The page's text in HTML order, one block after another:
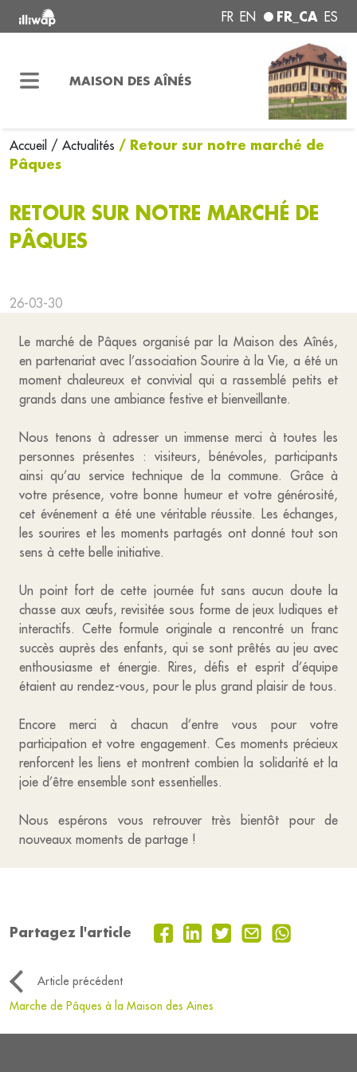
FR EN FR_CA ES
MAISON DES AÎNÉS
Accueil / Actualités / Retour sur notre marché de
Pâques
RETOUR SUR NOTRE MARCHÉ DE
PÂQUES
26-03-30
Le marché de Pâques organisé par la Maison des Aînés,
en partenariat avec l’association Sourire à la Vie, a été un
moment chaleureux et convivial qui a rassemblé petits et
grands dans une ambiance festive et bienveillante.
Nous tenons à adresser un immense merci à toutes les
personnes présentes : visiteurs, bénévoles, participants
ainsi qu’au service technique de la commune. Grâce à
votre présence, votre bonne humeur et votre générosité,
cet événement a été une véritable réussite. Les échanges,
les sourires et les moments partagés ont donné tout son
sens à cette belle initiative.
Un point fort de cette journée fut sans aucun doute la
chasse aux œufs, revisitée sous forme de jeux ludiques et
interactifs. Cette formule originale a rencontré un franc
succès auprès des enfants, qui se sont prêtés au jeu avec
enthousiasme et énergie. Rires, défis et esprit d’équipe
étaient au rendez-vous, pour le plus grand plaisir de tous.
Encore merci à chacun d’entre vous pour votre
participation et votre engagement. Ces moments précieux
renforcent les liens et montrent combien la solidarité et la
joie d’être ensemble sont essentielles.
Nous espérons vous retrouver très bientôt pour de
nouveaux moments de partage !
Partagez l'article
Article précédent
Marche de Pâques à la Maison des Aines